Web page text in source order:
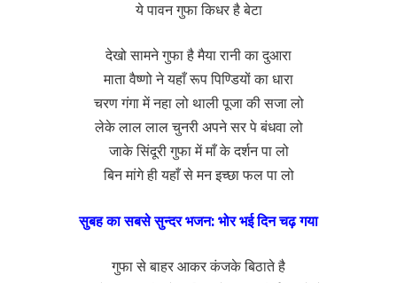
ये पावन गुफा किधर है बेटा
देखो सामने गुफा है मैया रानी का दुआरा
माता वैष्णो ने यहाँ रूप पिण्डियों का धारा
चरण गंगा में नहा लो थाली पूजा की सजा लो
लेके लाल लाल चुनरी अपने सर पे बंधवा लो
जाके सिंदूरी गुफा में माँ के दर्शन पा लो
बिन मांगे ही यहाँ से मन इच्छा फल पा लो
सुबह का सबसे सुन्दर भजन: भोर भई दिन चढ़ गया
गुफा से बाहर आकर कंजके बिठाते है